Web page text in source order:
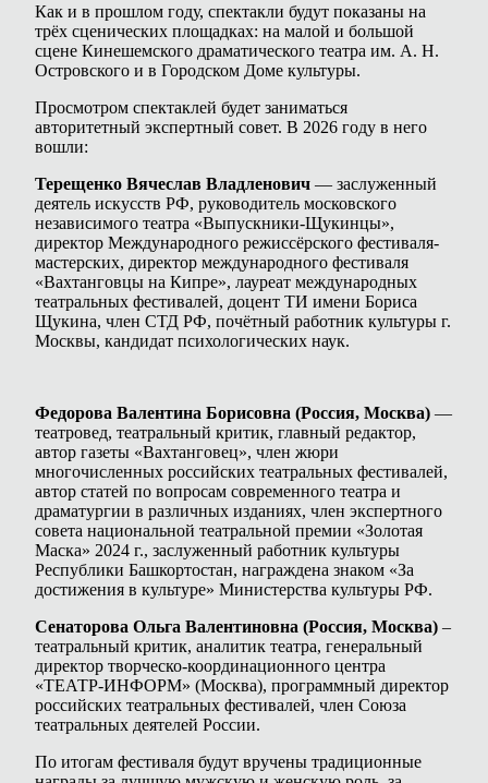
Как и в прошлом году, спектакли будут показаны на
трёх сценических площадках: на малой и большой
сцене Кинешемского драматического театра им. А. Н.
Островского и в Городском Доме культуры.
Просмотром спектаклей будет заниматься
авторитетный экспертный совет. В 2026 году в него
вошли:
Терещенко Вячеслав Владленович — заслуженный
деятель искусств РФ, руководитель московского
независимого театра «Выпускники-Щукинцы»,
директор Международного режиссёрского фестиваля-
мастерских, директор международного фестиваля
«Вахтанговцы на Кипре», лауреат международных
театральных фестивалей, доцент ТИ имени Бориса
Щукина, член СТД РФ, почётный работник культуры г.
Москвы, кандидат психологических наук.
Федорова Валентина Борисовна (Россия, Москва) —
театровед, театральный критик, главный редактор,
автор газеты «Вахтанговец», член жюри
многочисленных российских театральных фестивалей,
автор статей по вопросам современного театра и
драматургии в различных изданиях, член экспертного
совета национальной театральной премии «Золотая
Маска» 2024 г., заслуженный работник культуры
Республики Башкортостан, награждена знаком «За
достижения в культуре» Министерства культуры РФ.
Сенаторова Ольга Валентиновна (Россия, Москва) –
театральный критик, аналитик театра, генеральный
директор творческо-координационного центра
«ТЕАТР-ИНФОРМ» (Москва), программный директор
российских театральных фестивалей, член Союза
театральных деятелей России.
По итогам фестиваля будут вручены традиционные